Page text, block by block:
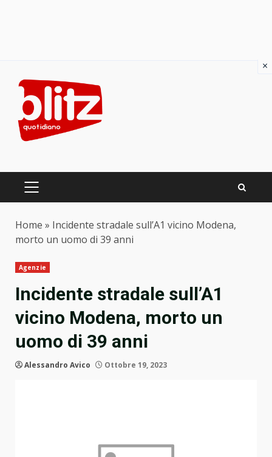
content
PRIMARY
Home » Incidente stradale sull’A1 vicino Modena,
morto un uomo di 39 anni
Agenzie
Incidente stradale sull’A1
vicino Modena, morto un
uomo di 39 anni
Alessandro Avico Ottobre 19, 2023
×